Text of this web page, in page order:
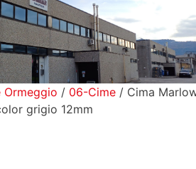
Ormeggio / 06-Cime / Cima
grigio 12mm